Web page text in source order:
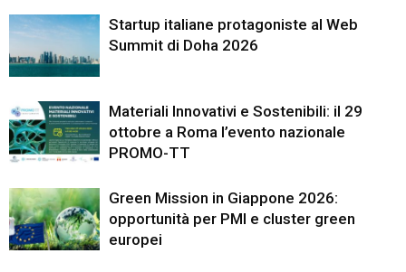
Startup italiane protagoniste al Web
Summit di Doha 2026
Materiali Innovativi e Sostenibili: il 29
ottobre a Roma l’evento nazionale
PROMO-TT
Green Mission in Giappone 2026:
opportunità per PMI e cluster green
europei